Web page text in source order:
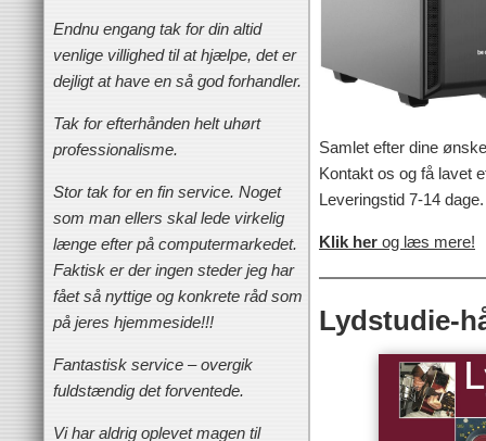
Endnu engang tak for din altid
venlige villighed til at hjælpe, det er
dejligt at have en så god forhandler.
Tak for efterhånden helt uhørt
professionalisme.
Stor tak for en fin service. Noget
som man ellers skal lede virkelig
længe efter på computermarkedet.
Faktisk er der ingen steder jeg har
fået så nyttige og konkrete råd som
på jeres hjemmeside!!!
Fantastisk service – overgik
fuldstændig det forventede.
Vi har aldrig oplevet magen til
Samlet efter dine
Kontakt os og få lavet
Leveringstid 7-14 dage.
Klik her og læs mere!
Lydstudie-